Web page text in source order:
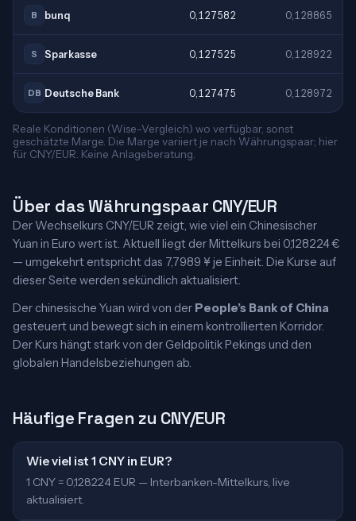
B bunq 0,127582 0,128865
S Sparkasse 0,127525 0,128922
DB Deutsche Bank 0,127475 0,128972
Reale Konditionen (Wise-Vergleich) wo verfügbar, sonst
geschätzte Marge. Die Marge variiert je nach Währungspaar; hier
für CNY/EUR. Keine Anlageberatung.
Über das Währungspaar CNY/EUR
Der Wechselkurs CNY/EUR zeigt, wie viel ein Chinesischer
Yuan in Euro wert ist. Aktuell liegt der Mittelkurs bei 0,128224 €
— umgekehrt entspricht das 7,7989 ¥ je Einheit. Die Kurse auf
dieser Seite werden sekündlich aktualisiert.
Der chinesische Yuan wird von der People’s Bank of China
gesteuert und bewegt sich in einem kontrollierten Korridor.
Der Kurs hängt stark von der Geldpolitik Pekings und den
globalen Handelsbeziehungen ab.
Häufige Fragen zu CNY/EUR
Wie viel ist 1 CNY in EUR?
1 CNY = 0,128224 EUR — Interbanken-Mittelkurs, live
aktualisiert.